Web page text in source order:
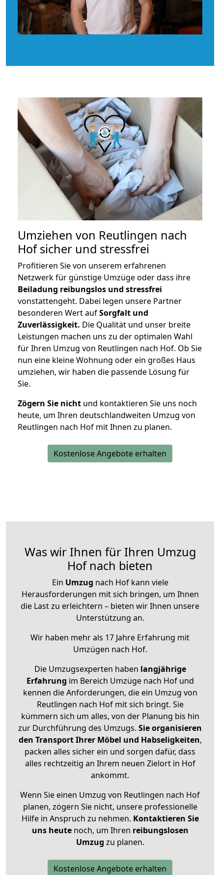
Umziehen von Reutlingen nach
Hofsicher und stressfrei
Profitieren Sie von unserem erfahrenen
Netzwerk für günstige Umzüge oder dass ihre
Beiladung reibungslos und stressfrei
vonstattengeht. Dabei legen unsere Partner
besonderen Wert aufSorgfalt und
Zuverlässigkeit. Die Qualität und unser breite
Leistungen machen uns zu der optimalen Wahl
für Ihren Umzug von Reutlingen nach Hof. Ob Sie
nun eine kleine Wohnung oder ein großes Haus
umziehen, wir haben die passende Lösung für
Sie.
Zögern Sie nicht und kontaktieren Sie uns noch
heute, um Ihren deutschlandweiten Umzug von
Reutlingen nach Hof mit Ihnen zu planen.
Kostenlose Angebote erhalten
Was wir Ihnen für Ihren Umzug
Hof nach bieten
Ein Umzug nach Hof kann viele
Herausforderungen mit sich bringen, um Ihnen
die Last zu erleichtern – bieten wir Ihnen unsere
Unterstützung an.
Wir haben mehr als 17 Jahre Erfahrung mit
Umzügen nach Hof.
Die Umzugsexperten haben langjährige
Erfahrung im Bereich Umzüge nach Hof und
kennen die Anforderungen, die ein Umzug von
Reutlingen nach Hof mit sich bringt. Sie
kümmern sich um alles, von der Planung bis hin
zur Durchführung des Umzugs. Sie organisieren
den Transport Ihrer Möbel und Habseligkeiten,
packen alles sicher ein und sorgen dafür, dass
alles rechtzeitig an Ihrem neuen Zielort in Hof
ankommt.
Wenn Sie einen Umzug von Reutlingen nach Hof
planen, zögern Sie nicht, unsere professionelle
Hilfe in Anspruch zu nehmen. Kontaktieren Sie
uns heutenoch, um Ihren reibungslosen
Umzug zu planen.
Kostenlose Angebote erhalten